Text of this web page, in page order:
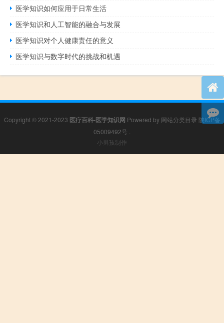
医学知识如何应用于日常生活
医学知识和人工智能的融合与发展
医学知识对个人健康责任的意义
医学知识与数字时代的挑战和机遇
Copyright © 2021-2023 医疗百科-医学知识网 Powered by 网站分类目录 陕ICP备
05009492号
小男孩制作